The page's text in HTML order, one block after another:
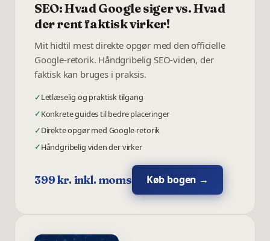
SEO: Hvad Google siger vs. Hvad
der rent faktisk virker!
Mit hidtil mest direkte opgør med den officielle
Google-retorik. Håndgribelig SEO-viden, der
faktisk kan bruges i praksis.
✓Letlæselig og praktisk tilgang
✓Konkrete guides til bedre placeringer
✓Direkte opgør med Google-retorik
✓Håndgribelig viden der virker
399 kr. inkl. moms Køb bogen →